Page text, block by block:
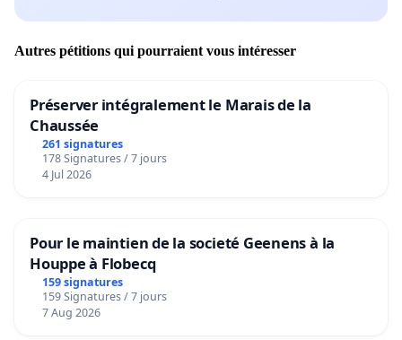
Autres pétitions qui pourraient vous intéresser
Préserver intégralement le Marais de la
Chaussée
261 signatures
178 Signatures / 7 jours
4 Jul 2026
Pour le maintien de la societé Geenens à la
Houppe à Flobecq
159 signatures
159 Signatures / 7 jours
7 Aug 2026